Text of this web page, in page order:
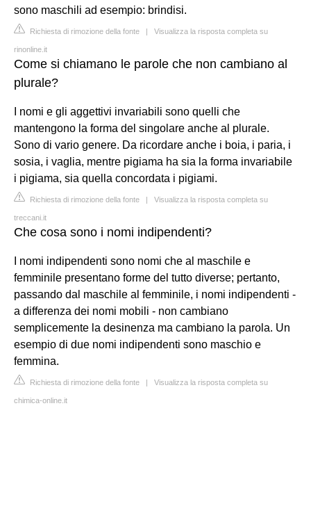
sono maschili ad esempio: brindisi.
Richiesta di rimozione della fonte | Visualizza la risposta completa su
rinonline.it
Come si chiamano le parole che non cambiano al
plurale?
I nomi e gli aggettivi invariabili sono quelli che
mantengono la forma del singolare anche al plurale.
Sono di vario genere. Da ricordare anche i boia, i paria, i
sosia, i vaglia, mentre pigiama ha sia la forma invariabile
i pigiama, sia quella concordata i pigiami.
Richiesta di rimozione della fonte | Visualizza la risposta completa su
treccani.it
Che cosa sono i nomi indipendenti?
I nomi indipendenti sono nomi che al maschile e
femminile presentano forme del tutto diverse; pertanto,
passando dal maschile al femminile, i nomi indipendenti -
a differenza dei nomi mobili - non cambiano
semplicemente la desinenza ma cambiano la parola. Un
esempio di due nomi indipendenti sono maschio e
femmina.
Richiesta di rimozione della fonte | Visualizza la risposta completa su
chimica-online.it